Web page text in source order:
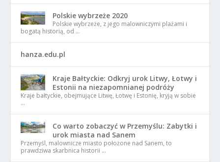
Polskie wybrzeże 2020
Polskie wybrzeże, z jego malowniczymi plażami i
bogatą historią, od …
hanza.edu.pl
Kraje Bałtyckie: Odkryj urok Litwy, Łotwy i
Estonii na niezapomnianej podróży
Kraje bałtyckie, obejmujące Litwę, Łotwę i Estonię, kryją w sobie
…
Co warto zobaczyć w Przemyślu: Zabytki i
urok miasta nad Sanem
Przemyśl, malownicze miasto położone nad Sanem, to
prawdziwa skarbnica historii …